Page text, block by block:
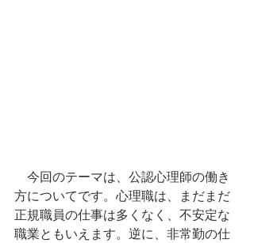
今回のテーマは、公認心理師の働き
方についてです。心理職は、まだまだ
正規職員の仕事は多くなく、不安定な
職業ともいえます。逆に、非常勤の仕